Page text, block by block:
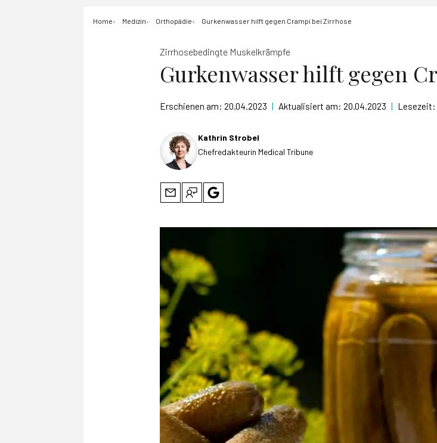
Home Medizin Orthopädie Gurkenwasser hilft gegen Crampi bei Zirrhose
Zirrhosebedingte Muskelkrämpfe
Gurkenwasser hilft gegen
Erschienen am: 20.04.2023 | Aktualisiert am: 20.04.2023 | Lesezeit:
Kathrin Strobel
Chefredakteurin Medical Tribune